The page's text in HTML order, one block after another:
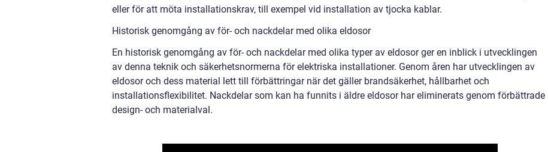
eller för att möta installationskrav, till exempel vid installation av tjocka kablar.
Historisk genomgång av för- och nackdelar med olika eldosor
En historisk genomgång av för- och nackdelar med olika typer av eldosor ger en inblick i utvecklingen
av denna teknik och säkerhetsnormerna för elektriska installationer. Genom åren har utvecklingen av
eldosor och dess material lett till förbättringar när det gäller brandsäkerhet, hållbarhet och
installationsflexibilitet. Nackdelar som kan ha funnits i äldre eldosor har eliminerats genom förbättrade
design- och materialval.